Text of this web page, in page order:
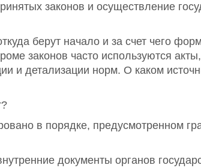
законов и осуществление
берут начало и за счет чего
законов часто используются
и детализации норм. О каком
в порядке, предусмотренном
документы органов